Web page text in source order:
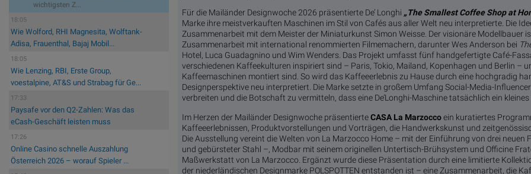
wichtigsten Z...
18:05
Wie Wolford, RHI Magnesita, Wolftank-
Adisa, Frauenthal, Bajaj Mobil...
18:05
Wie Lenzing, RBI, Erste Group,
voestalpine, AT&S und Strabag für Ge...
17:33
Paysafe vor den Q2-Zahlen: Was das
eCash-Geschäft leisten muss
17:26
Online Casino schnelle Auszahlung
Österreich 2026 – worauf Spieler ...
Für die Mailänder Designwoche 2026 präsentierte De’ Longhi „The Smallest Coffee Shop at
Marke ihre meistverkauften Maschinen im Stil von Cafés aus aller Welt neu interpretierte. Die
Zusammenarbeit mit dem Meister der Miniaturkunst Simon Weisse. Der visionäre Modellbauer
Zusammenarbeit mit international renommierten Filmemachern, darunter Wes Anderson bei
Hotel, Luca Guadagnino und Wim Wenders. Das Projekt umfasst fünf handgefertigte Café-
verschiedenen Kaffeekulturen inspiriert sind – Paris, Tokio, Mailand, Kopenhagen und Berlin –
Kaffeemaschinen montiert sind. So wird das Kaffeeerlebnis zu Hause durch eine hochgradig
Designperspektive neu interpretiert. Die Marke setzte in großem Umfang Social-Media-
verbreiten und die Botschaft zu vermitteln, dass eine De’Longhi-Maschine tatsächlich ein kleines
Im Herzen der Mailänder Designwoche präsentierteCASA La Marzoccoein kuratiertes
Kaffeeerlebnissen, Produktvorstellungen und Vorträgen, die Handwerkskunst und
Die Ausstellung vereint die Welten von La Marzocco Home – mit der Einführung von drei neuen
und gebürsteter Stahl –, Modbar mit seinem originellen Untertisch-Brühsystem und Officine
Maßwerkstatt von La Marzocco. Ergänzt wurde diese Präsentation durch eine limitierte
der niederländischen Designmarke POLSPOTTEN entstanden ist – eine Zusammenarbeit, die